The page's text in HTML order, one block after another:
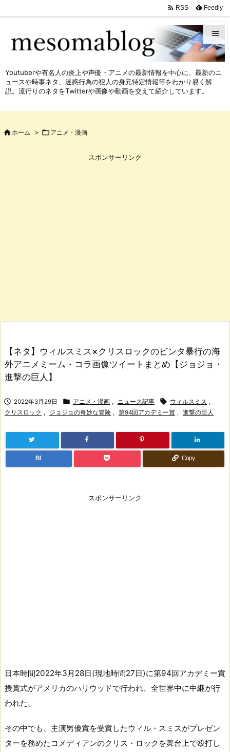



 RSS Feedly
Youtuberや有名人の炎上や声優・アニメの最新情報を中心に、最新のニ
ュースや時事ネタ、迷惑行為の犯人の身元特定情報等をわかり易く解
説。流行りのネタをTwitterや画像や動画を交えて紹介しています。
 ホーム >  アニメ・漫画
スポンサーリンク
【ネタ】ウィルスミス×クリスロックのビンタ暴行の海
外アニメミーム・コラ画像ツイートまとめ【ジョジョ・
進撃の巨人】
 2022年3月29日  アニメ・漫画 , ニュース記事  ウィルスミス ,
クリスロック , ジョジョの奇妙な冒険 , 第94回アカデミー賞 , 進撃の巨人
B! Copy
スポンサーリンク
日本時間2022年3月28日(現地時間27日)に第94回アカデミー賞
授賞式がアメリカのハリウッドで行われ、全世界中に中継が行
われた。
その中でも、主演男優賞を受賞したウィル・スミスがプレゼン
ターを務めたコメディアンのクリス・ロックを舞台上で殴打し